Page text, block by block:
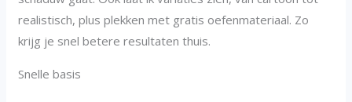
realistisch, plus plekken met gratis oefenmateriaal. Zo
krijg je snel betere resultaten thuis.
Snelle basis